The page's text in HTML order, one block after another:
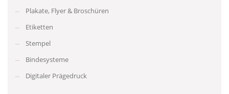
Plakate, Flyer & Broschüren
Etiketten
Stempel
Bindesysteme
Digitaler Prägedruck